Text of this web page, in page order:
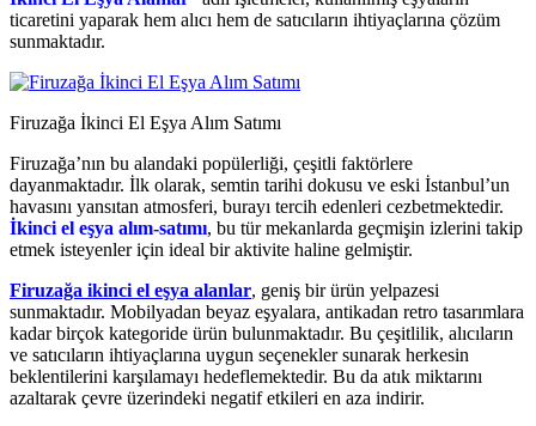
ticaretini yaparak hem alıcı hem de satıcıların ihtiyaçlarına çözüm
sunmaktadır.
Firuzağa İkinci El Eşya Alım Satımı
Firuzağa’nın bu alandaki popülerliği, çeşitli faktörlere
dayanmaktadır. İlk olarak, semtin tarihi dokusu ve eski İstanbul’un
havasını yansıtan atmosferi, burayı tercih edenleri cezbetmektedir.
İkinci el eşya alım-satımı, bu tür mekanlarda geçmişin izlerini takip
etmek isteyenler için ideal bir aktivite haline gelmiştir.
Firuzağa ikinci el eşya alanlar, geniş bir ürün yelpazesi
sunmaktadır. Mobilyadan beyaz eşyalara, antikadan retro tasarımlara
kadar birçok kategoride ürün bulunmaktadır. Bu çeşitlilik, alıcıların
ve satıcıların ihtiyaçlarına uygun seçenekler sunarak herkesin
beklentilerini karşılamayı hedeflemektedir. Bu da atık miktarını
azaltarak çevre üzerindeki negatif etkileri en aza indirir.